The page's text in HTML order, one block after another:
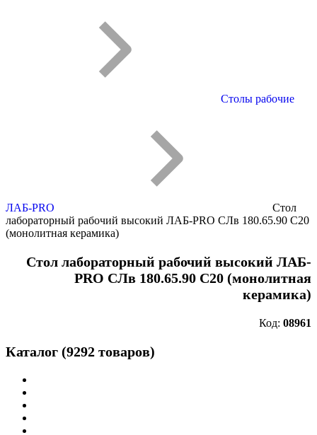
Столы рабочие
ЛАБ-PRO
Стол
лабораторный рабочий высокий ЛАБ-PRO CЛв 180.65.90 С20
(монолитная керамика)
Стол лабораторный рабочий высокий ЛАБ-
PRO CЛв 180.65.90 С20 (монолитная
керамика)
Код: 08961
Каталог (9292 товаров)